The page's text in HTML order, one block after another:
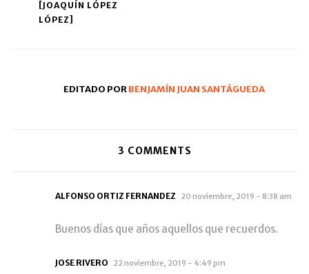
[JOAQUÍN LÓPEZ
LÓPEZ]
EDITADO PORBENJAMÍN JUAN SANTÁGUEDA
3 COMMENTS
ALFONSO ORTIZ FERNANDEZ 20 noviembre, 2019 - 8:38 am
Buenos días que años aquellos que recuerdos.
JOSE RIVERO 22 noviembre, 2019 - 4:49 pm